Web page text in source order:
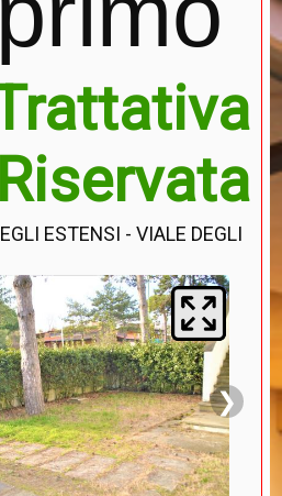
Riservata
ESTENSI - VIALE DEGLI
❯